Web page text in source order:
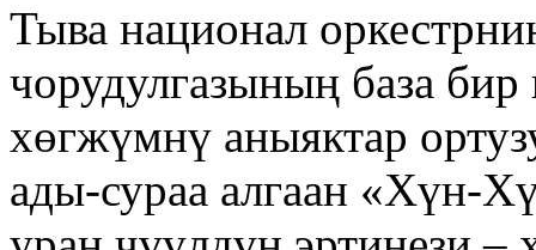
Тыва национал
чорудулгазының база
хөгжүмнү аныяктар
ады-сураа алгаан «Хүн-